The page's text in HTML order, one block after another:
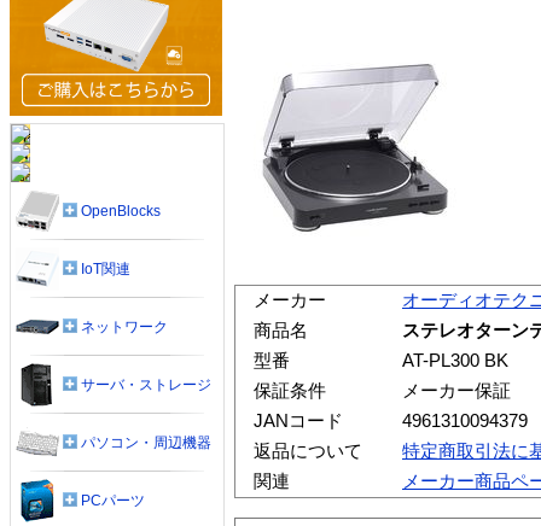
メーカー
オーディオテク
商品名
ステレオターン
型番
AT-PL300 BK
保証条件
メーカー保証
JANコード
4961310094379
返品について
特定商取引法に
関連
メーカー商品ペ
OpenBlocks
IoT関連
ネットワーク
サーバ・ストレージ
パソコン・周辺機器
PCパーツ